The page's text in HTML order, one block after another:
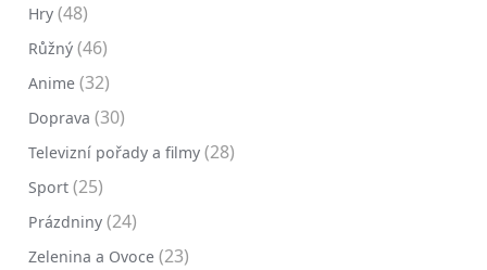
Hry (48)
Růžný (46)
Anime (32)
Doprava (30)
Televizní pořady a filmy (28)
Sport (25)
Prázdniny (24)
Zelenina a Ovoce (23)